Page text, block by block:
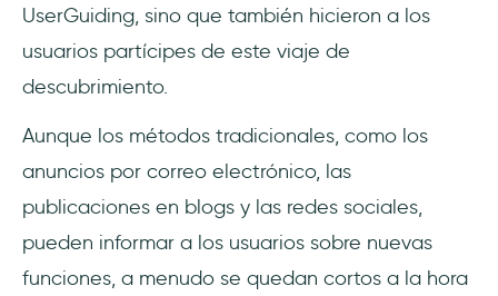
UserGuiding, sino que también hicieron a los
usuarios partícipes de este viaje de
descubrimiento.
Aunque los métodos tradicionales, como los
anuncios por correo electrónico, las
publicaciones en blogs y las redes sociales,
pueden informar a los usuarios sobre nuevas
funciones, a menudo se quedan cortos a la hora